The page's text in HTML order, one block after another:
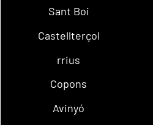
Sant Boi
Castellterçol
rrius
Copons
Avinyó